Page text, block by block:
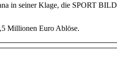
in seiner Klage, die SPORT BILD
Millionen Euro Ablöse.